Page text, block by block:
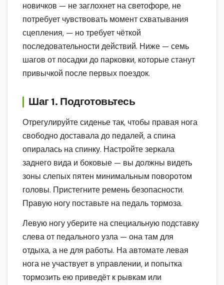
новичков — не заглохнет на светофоре, не
потребует чувствовать момент схватывания
сцепления, — но требует чёткой
последовательности действий. Ниже — семь
шагов от посадки до парковки, которые станут
привычкой после первых поездок.
Шаг 1. Подготовьтесь
Отрегулируйте сиденье так, чтобы правая нога
свободно доставала до педалей, а спина
опиралась на спинку. Настройте зеркала
заднего вида и боковые — вы должны видеть
зоны слепых пятен минимальным поворотом
головы. Пристегните ремень безопасности.
Правую ногу поставьте на педаль тормоза.
Левую ногу уберите на специальную подставку
слева от педального узла — она там для
отдыха, а не для работы. На автомате левая
нога не участвует в управлении, и попытка
тормозить ею приведёт к рывкам или